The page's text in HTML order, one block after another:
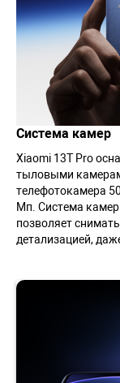
Система камер
Xiaomi 13T Pro
тыловыми
телефотокамера
Мп. Система
позволяет
детализацией,